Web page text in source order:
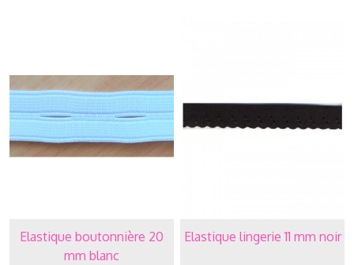
Elastique boutonnière 20
mm blanc
Elastique lingerie 11 mm noir